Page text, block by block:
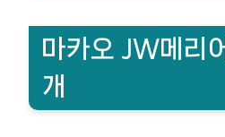
마카오 JW메리
개